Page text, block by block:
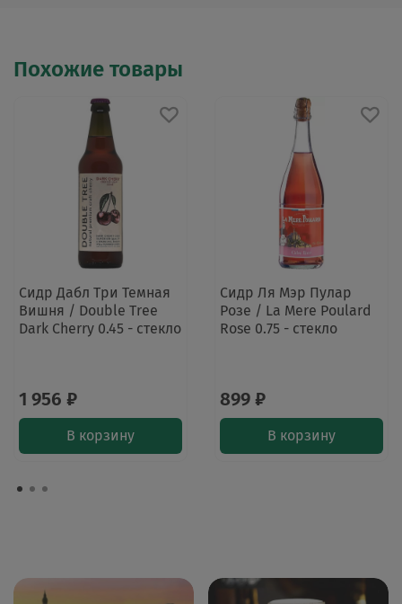
Похожие товары
Сидр Дабл Три Темная
Вишня / Double Tree
Dark Cherry 0.45 - стекло
1 956 ₽
В корзину
Сидр Ля Мэр Пулар
Розе / La Mere Poulard
Rose 0.75 - стекло
899 ₽
В корзину